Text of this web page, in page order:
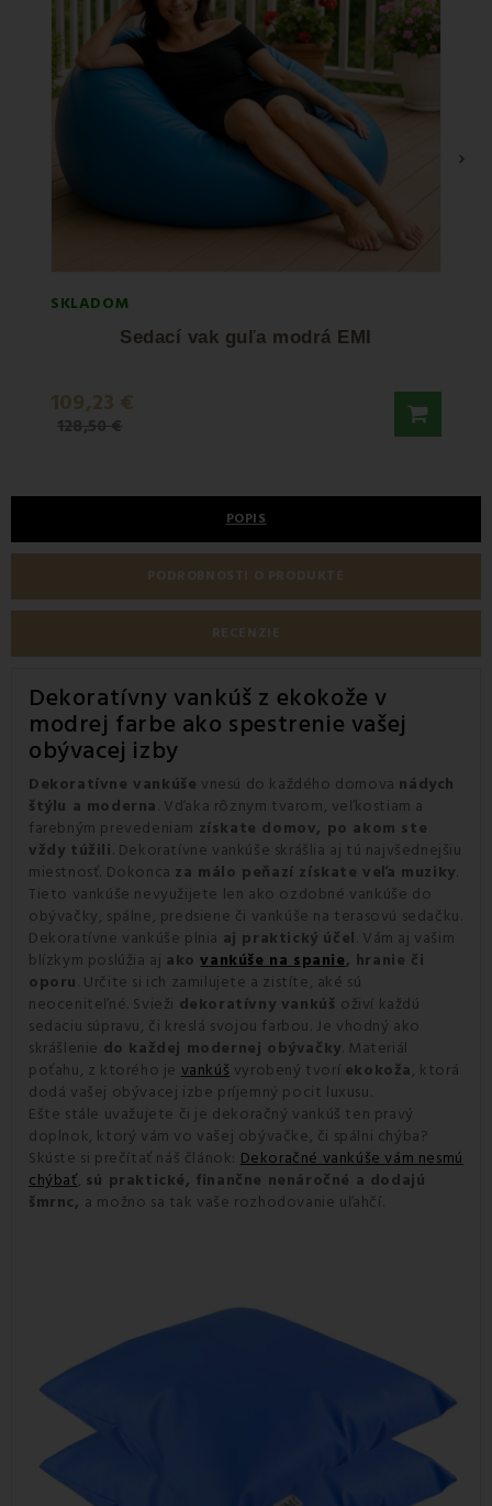
SKLADOM
Sedací vak guľa modrá EMI
109,23 €
128,50 €
›
POPIS
PODROBNOSTI O PRODUKTE
RECENZIE
Dekoratívny vankúš z ekokože v
modrej farbe ako spestrenie vašej
obývacej izby
Dekoratívne vankúše vnesú do každého domova nádych
štýlu a moderna. Vďaka rôznym tvarom, veľkostiam a
farebným prevedeniam získate domov, po akom ste
vždy túžili. Dekoratívne vankúše skrášlia aj tú najvšednejšiu
miestnosť. Dokonca za málo peňazí získate veľa muziky.
Tieto vankúše nevyužijete len ako ozdobné vankúše do
obývačky, spálne, predsiene či vankúše na terasovú sedačku.
Dekoratívne vankúše plnia aj praktický účel. Vám aj vašim
blízkym poslúžia aj akovankúše na spanie, hranie či
oporu. Určite si ich zamilujete a zistíte, aké sú
neoceniteľné. Svieži dekoratívny vankúš oživí každú
sedaciu súpravu, či kreslá svojou farbou. Je vhodný ako
skrášlenie do každej modernej obývačky. Materiál
poťahu, z ktorého je vankúš vyrobený tvorí ekokoža, ktorá
dodá vašej obývacej izbe príjemný pocit luxusu.
Ešte stále uvažujete či je dekoračný vankúš ten pravý
doplnok, ktorý vám vo vašej obývačke, či spálni chýba?
Skúste si prečítať náš článok: Dekoračné vankúše vám nesmú
chýbať, sú praktické, finančne nenáročné a dodajú
šmrnc, a možno sa tak vaše rozhodovanie uľahčí.